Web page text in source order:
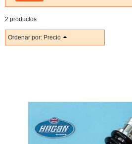
2 productos
Ordenar por: Precio